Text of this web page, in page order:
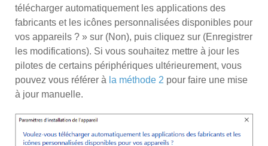
télécharger automatiquement les applications des
fabricants et les icônes personnalisées disponibles pour
vos appareils ? » sur (Non), puis cliquez sur (Enregistrer
les modifications). Si vous souhaitez mettre à jour les
pilotes de certains périphériques ultérieurement, vous
pouvez vous référer à la méthode 2 pour faire une mise
à jour manuelle.